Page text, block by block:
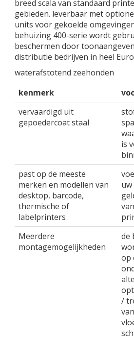
breed scala van standaard
gebieden. leverbaar met
units voor gekoelde
behuizing 400-serie wordt
beschermen door
distributie bedrijven in heel
waterafstotend zeehonden
kenmerk
vervaardigd uit
gepoedercoat staal
is
past op de meeste
merken en modellen van
desktop, barcode,
thermische of
labelprinters
Meerdere
montagemogelijkheden
de
op
/